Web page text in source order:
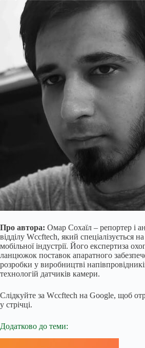
Про автора: Омар Сохаїл – репортер і
відділу Wccftech, який спеціалізується на
мобільної індустрії. Його експертиза
ланцюжок поставок апаратного
розробки у виробництві
технологій датчиків камери.
Слідкуйте за Wccftech на Google, щоб
у стрічці.
Додатково до теми: